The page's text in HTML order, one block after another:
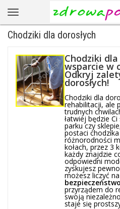
Chodziki dla dorosłych
Chodziki
wsparcie w
Odkryj
dorosłych!
Chodziki dla
rehabilitacji, ale
trudnych
łatwiej będzie
parku czy
postaci
różnorodności
kołach, przez 3
każdy znajdzie
odpowiedni
zyskujesz
możesz liczyć na
przyrządem do
swoją
staje się